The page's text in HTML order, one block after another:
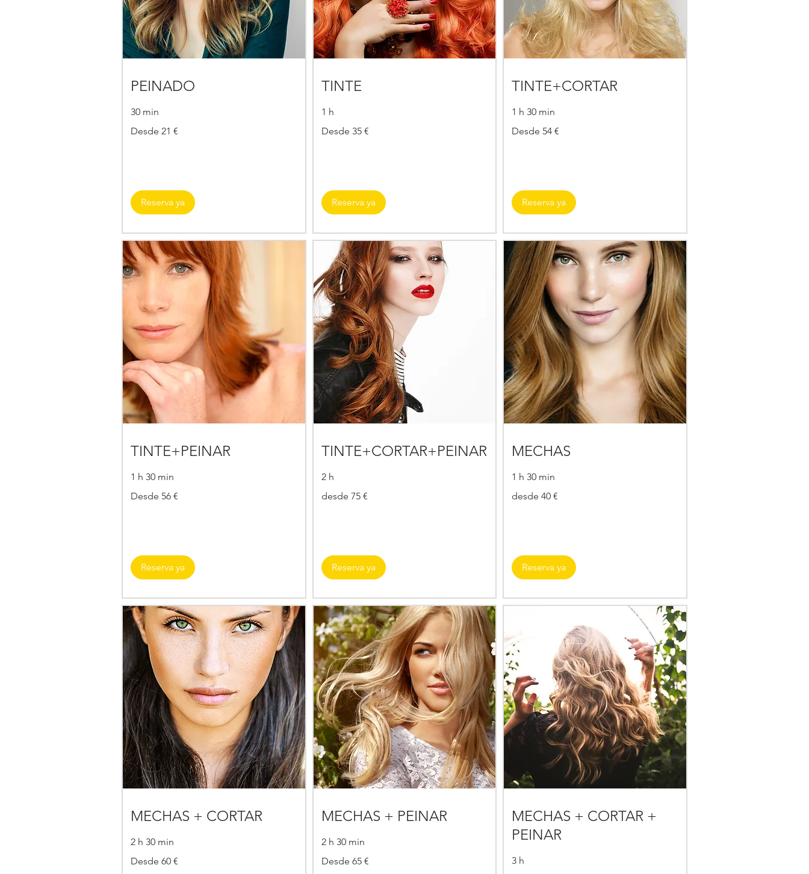
PEINADO
30 min
21
Desde 21 €
Reserva ya
TINTE
1 h
35
Desde 35 €
Reserva ya
TINTE+CORTAR
1 h 30 min
54
Desde 54 €
Reserva ya
TINTE+PEINAR
1 h 30 min
56
Desde 56 €
Reserva ya
TINTE+CORTAR+PEINAR
2 h
75
desde 75 €
Reserva ya
MECHAS
1 h 30 min
40
desde 40 €
Reserva ya
MECHAS + CORTAR
2 h 30 min
60
Desde 60 €
MECHAS + PEINAR
2 h 30 min
65
Desde 65 €
MECHAS + CORTAR +
PEINAR
3 h